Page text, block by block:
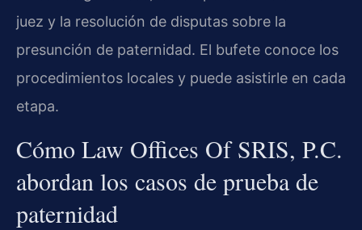
juez y la resolución de disputas sobre la
presunción de paternidad. El bufete conoce los
procedimientos locales y puede asistirle en cada
etapa.
Cómo Law Offices Of SRIS, P.C.
abordan los casos de prueba de
paternidad